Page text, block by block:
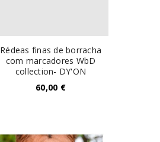
Rédeas finas de borracha
com marcadores WbD
collection- DY'ON
60,00 €